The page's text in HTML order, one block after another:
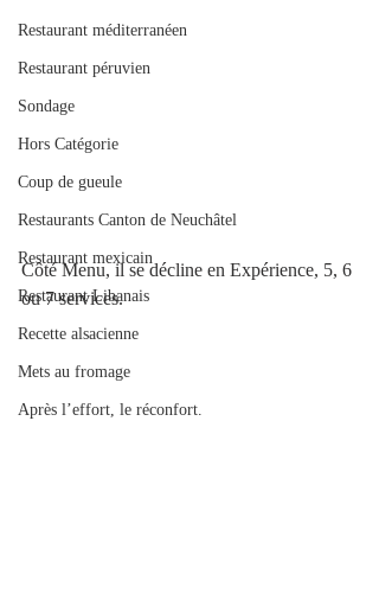
Restaurant méditerranéen
Restaurant péruvien
Sondage
Hors Catégorie
Coup de gueule
Restaurants Canton de Neuchâtel
Restaurant mexicain
Restaurant Libanais
Recette alsacienne
Mets au fromage
Après l’effort, le réconfort.
Côté Menu, il se décline en Expérience, 5, 6
ou 7 services.